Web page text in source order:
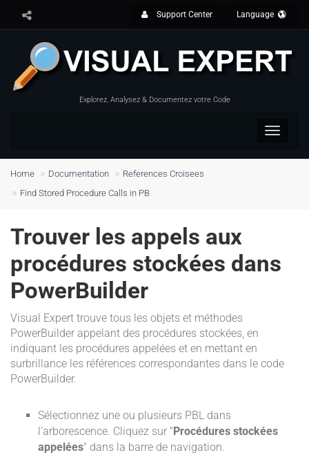
Support Center Language
Explorez, Analysez & Documentez votre Code
Toggle
Home Documentation
References Croisees
Find Stored Procedure Calls in PB
Trouver les appels aux
procédures stockées dans
PowerBuilder
Visual Expert trouve tous les objets et méthodes
PowerBuilder appelant des procédures stockées, en
indiquant les procédures appelées et en mettant en
surbrillance les références correspondantes dans le code
PowerBuilder.
Sélectionnez une ou plusieurs PBL dans
l'arborescence. Cliquez sur "Procédures stockées
appelées" dans la barre de navigation.